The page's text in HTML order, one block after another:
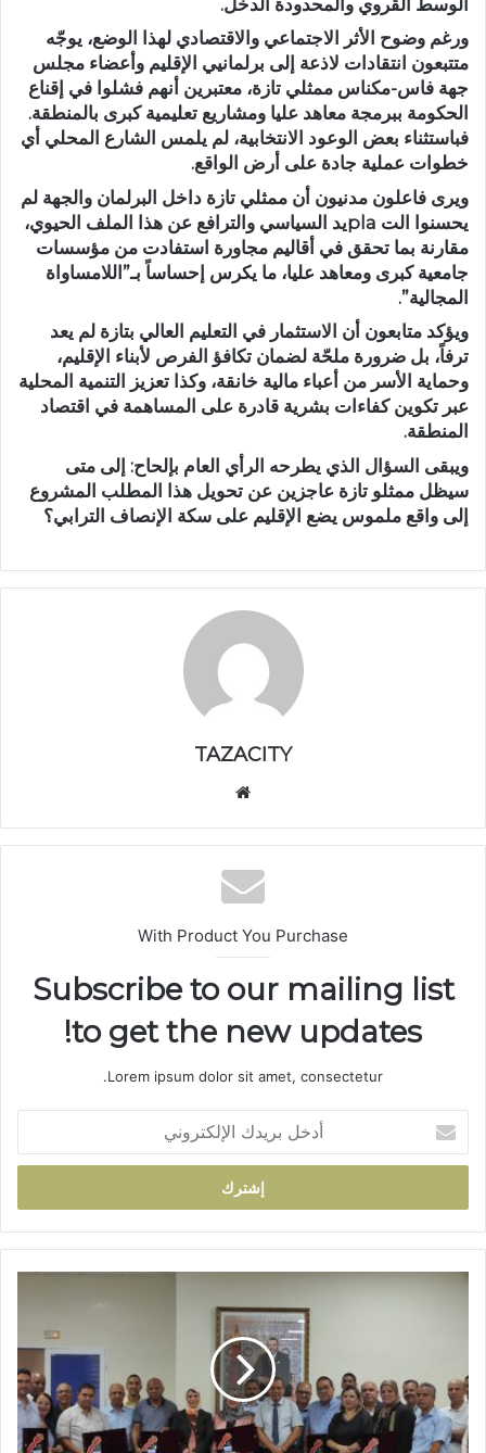
ورغم وضوح الأثر الاجتماعي والاقتصادي لهذا الوضع، يوجّه
متتبعون انتقادات لاذعة إلى برلمانيي الإقليم وأعضاء مجلس
جهة فاس-مكناس ممثلي تازة، معتبرين أنهم فشلوا في إقناع
الحكومة ببرمجة معاهد عليا ومشاريع تعليمية كبرى بالمنطقة.
فباستثناء بعض الوعود الانتخابية، لم يلمس الشارع المحلي أي
خطوات عملية جادة على أرض الواقع.
ويرى فاعلون مدنيون أن ممثلي تازة داخل البرلمان والجهة لم
يحسنوا الت plaيد السياسي والترافع عن هذا الملف الحيوي،
مقارنة بما تحقق في أقاليم مجاورة استفادت من مؤسسات
جامعية كبرى ومعاهد عليا، ما يكرس إحساساً بـ”اللامساواة
المجالية”.
ويؤكد متابعون أن الاستثمار في التعليم العالي بتازة لم يعد
ترفاً، بل ضرورة ملحّة لضمان تكافؤ الفرص لأبناء الإقليم،
وحماية الأسر من أعباء مالية خانقة، وكذا تعزيز التنمية المحلية
عبر تكوين كفاءات بشرية قادرة على المساهمة في اقتصاد
المنطقة.
ويبقى السؤال الذي يطرحه الرأي العام بإلحاح: إلى متى
سيظل ممثلو تازة عاجزين عن تحويل هذا المطلب المشروع
إلى واقع ملموس يضع الإقليم على سكة الإنصاف الترابي؟
TAZACITY
الوي
ب
With Product You Purchase
Subscribe to our mailing list
to get the new updates!
Lorem ipsum dolor sit amet, consectetur.
خ
ب
ر
د
إ
ل
ك
ت
ف
و
ز
ا
ر